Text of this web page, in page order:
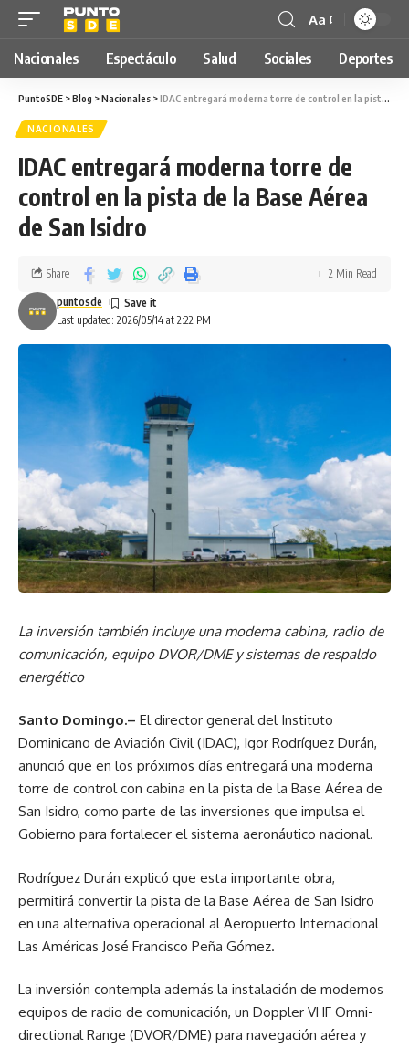
Aa
Nacionales Espectáculo Salud Sociales Deportes
PuntoSDE >Blog >Nacionales >IDAC entregará moderna torre de control en la pista de la Base Aérea de San Isidro
NACIONALES
IDAC entregará moderna torre de
control en la pista de la Base Aérea
de San Isidro
Last updated: 2026/05/14 at 2:22 PM
puntosde
Share 2 Min Read
La inversión también incluye una moderna cabina, radio de
comunicación, equipo DVOR/DME y sistemas de respaldo
energético
Santo Domingo.– El director general del Instituto
Dominicano de Aviación Civil (IDAC), Igor Rodríguez Durán,
anunció que en los próximos días entregará una moderna
torre de control con cabina en la pista de la Base Aérea de
San Isidro, como parte de las inversiones que impulsa el
Gobierno para fortalecer el sistema aeronáutico nacional.
Rodríguez Durán explicó que esta importante obra,
permitirá convertir la pista de la Base Aérea de San Isidro
en una alternativa operacional al Aeropuerto Internacional
Las Américas José Francisco Peña Gómez.
La inversión contempla además la instalación de modernos
equipos de radio de comunicación, un Doppler VHF Omni-
directional Range (DVOR/DME) para navegación aérea y